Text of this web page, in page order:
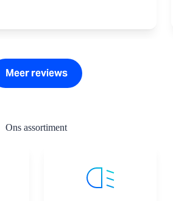
Meer reviews
Ons assortiment